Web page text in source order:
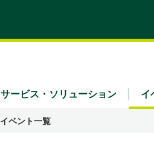
イベント一覧
サービス・ソリューション イ